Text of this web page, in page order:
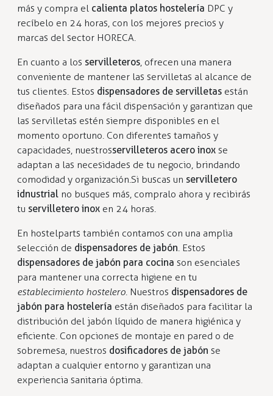
más y compra el calienta platos hostelería DPC y
recíbelo en 24 horas, con los mejores precios y
marcas del sector HORECA.
En cuanto a los servilleteros, ofrecen una manera
conveniente de mantener las servilletas al alcance de
tus clientes. Estos dispensadores de servilletas están
diseñados para una fácil dispensación y garantizan que
las servilletas estén siempre disponibles en el
momento oportuno. Con diferentes tamaños y
capacidades, nuestrosservilleteros acero inox se
adaptan a las necesidades de tu negocio, brindando
comodidad y organización. Si buscas un servilletero
idnustrial no busques más, compralo ahora y recibirás
tu servilletero inox en 24 horas.
En hostelparts también contamos con una amplia
selección de dispensadores de jabón. Estos
dispensadores de jabón para cocina son esenciales
para mantener una correcta higiene en tu
establecimiento hostelero. Nuestros dispensadores de
jabón para hostelería están diseñados para facilitar la
distribución del jabón líquido de manera higiénica y
eficiente. Con opciones de montaje en pared o de
sobremesa, nuestros dosificadores de jabón se
adaptan a cualquier entorno y garantizan una
experiencia sanitaria óptima.